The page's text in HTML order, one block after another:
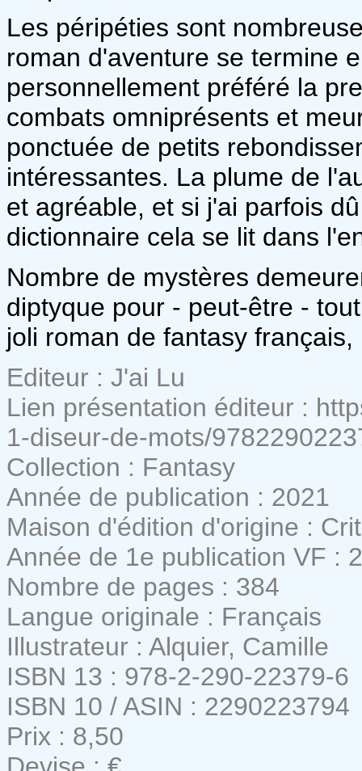
Les péripéties sont
roman d'aventure se termine
personnellement préféré la
combats omniprésents et
ponctuée de petits
intéressantes. La plume de
et agréable, et si j'ai parfois
dictionnaire cela se lit dans
Nombre de mystères
diptyque pour - peut-être -
joli roman de fantasy
Editeur : J'ai Lu
Lien présentation éditeur :
1-diseur-de-mots/
Collection : Fantasy
Année de publication : 2021
Maison d'édition d'origine :
Année de 1e publication VF :
Nombre de pages : 384
Langue originale : Français
Illustrateur : Alquier, Camille
ISBN 13 : 978-2-290-22379-6
ISBN 10 / ASIN : 2290223794
Prix : 8,50